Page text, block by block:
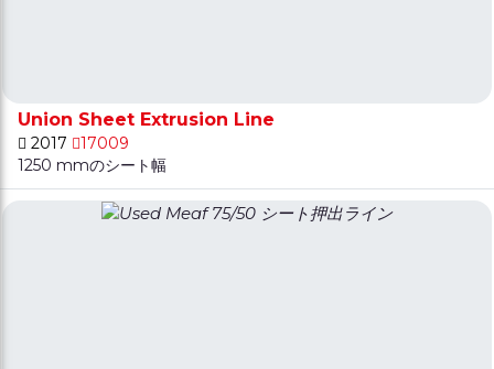
Union Sheet Extrusion Line
2017
17009
1250 mmのシート幅